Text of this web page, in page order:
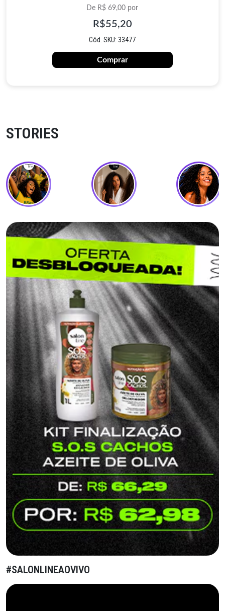
De R$ 69,00 por
R$55,20
Cód. SKU: 33477
Comprar
STORIES
#SALONLINEAOVIVO